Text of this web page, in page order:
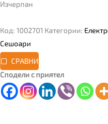
Изчерпан
Код: 1002701 Категории:
Сешоари
СРАВНИ
Сподели с приятел